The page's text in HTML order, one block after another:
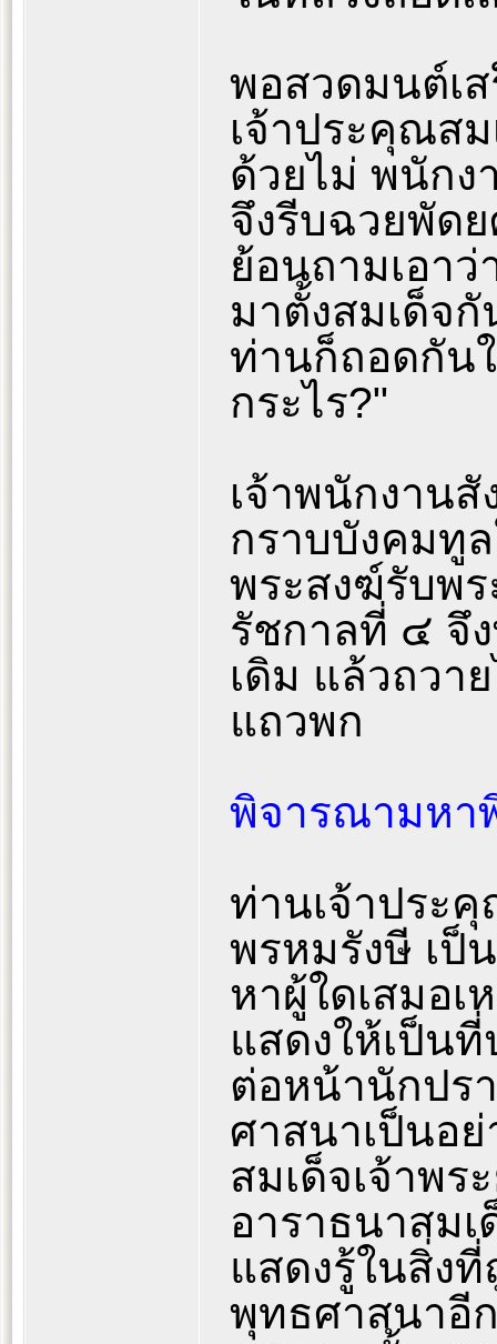
พอสวดมนต์เ
เจ้าประคุณส
ด้วยไม่ พนักง
จึงรีบฉวยพัด
ย้อนถามเอา
มาตั้งสมเด็จ
ท่านก็ถอดกัน
กระไร?"
เจ้าพนักงาน
กราบบังคมทู
พระสงฆ์รับพ
รัชกาลที่ ๔ จึ
เดิม แล้วถวา
แถวพก
พิจารณามหา
ท่านเจ้าประ
พรหมรังษี เป็
หาผู้ใดเสมอ
แสดงให้เป็น
ต่อหน้านักปร
ศาสนาเป็นอ
สมเด็จเจ้าพร
อาราธนาสม
แสดงรู้ในสิ่ง
พุทธศาสนาอี